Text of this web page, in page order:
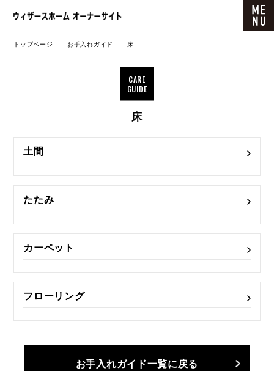
ウィザースホーム オーナーサイト
トップページ お手入れガイド 床
CARE
GUIDE
床
土間
たたみ
カーペット
フローリング
お手入れガイド一覧に戻る